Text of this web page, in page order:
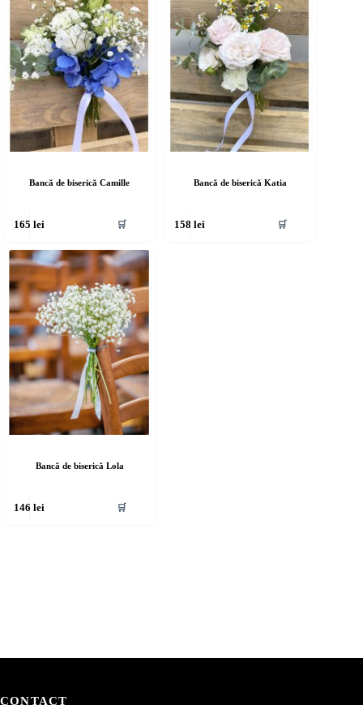
Bancă de biserică Camille
165lei 🛒
Bancă de biserică Katia
158lei 🛒
Bancă de biserică Lola
146lei 🛒
CONTACT